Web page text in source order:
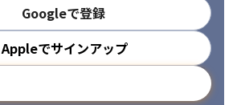
Googleで登録
Appleでサインアップ